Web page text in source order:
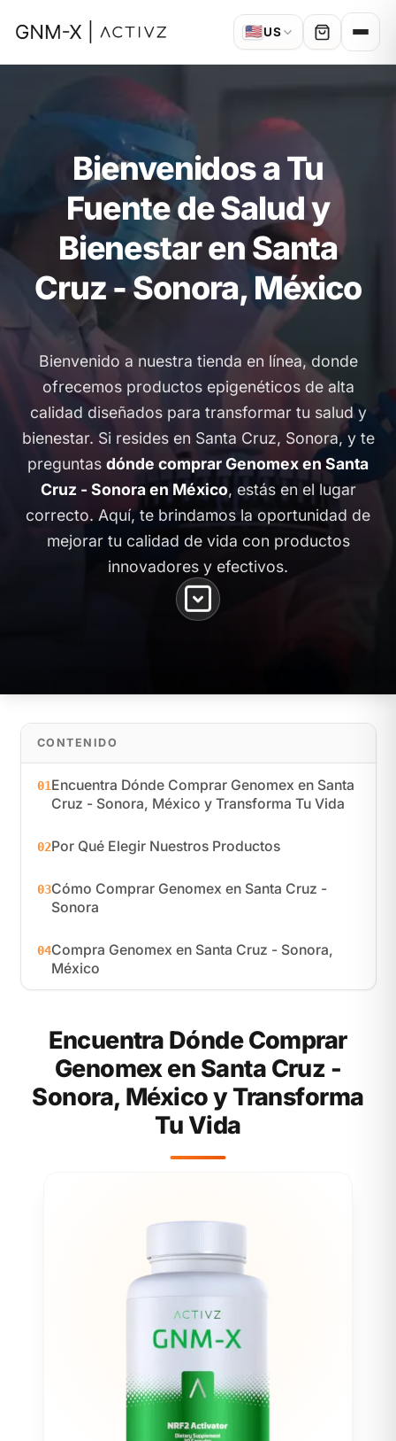
🇺🇸US
Bienvenidos a Tu
Fuente de Salud y
Bienestar en Santa
Cruz - Sonora, México
Bienvenido a nuestra tienda en línea, donde
ofrecemos productos epigenéticos de alta
calidad diseñados para transformar tu salud y
bienestar. Si resides en Santa Cruz, Sonora, y te
preguntas dónde comprar Genomex en Santa
Cruz - Sonora en México, estás en el lugar
correcto. Aquí, te brindamos la oportunidad de
mejorar tu calidad de vida con productos
innovadores y efectivos.
CONTENIDO
01Encuentra Dónde Comprar Genomex en Santa
Cruz - Sonora, México y Transforma Tu Vida
02Por Qué Elegir Nuestros Productos
03Cómo Comprar Genomex en Santa Cruz -
Sonora
04Compra Genomex en Santa Cruz - Sonora,
México
Encuentra Dónde Comprar
Genomex en Santa Cruz -
Sonora, México y Transforma
Tu Vida